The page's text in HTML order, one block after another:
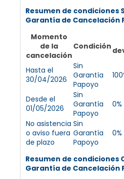
Resumen de condiciones
Garantía de Cancelación
Momento
de la
cancelación
Condición
Hasta el
30/04/2026
Sin
Garantía
Papoyo
Desde el
01/05/2026
Sin
Garantía
Papoyo
0%
No asistencia
o aviso fuera
de plazo
Sin
Garantía
Papoyo
0%
Resumen de condiciones
Garantía de Cancelación